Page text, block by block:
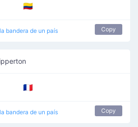
🇨🇴
bandera de un país Copy
🇨🇵
bandera de un país Copy